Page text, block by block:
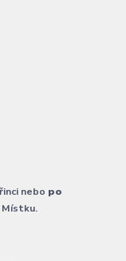
nebo po
Místku.